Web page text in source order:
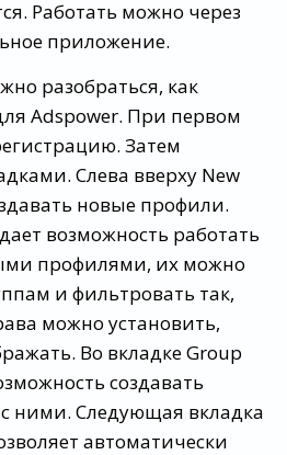
Работать можно через
приложение.
разобраться, как
Adspower. При первом
Затем
Слева вверху New
новые профили.
возможность работать
профилями, их можно
и фильтровать так,
можно установить,
Во вкладке Group
создавать
ними. Следующая вкладка
автоматически